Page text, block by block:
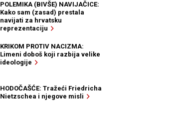
POLEMIKA (BIVŠE) NAVIJAČICE:
Kako sam (zasad) prestala
navijati za hrvatsku
reprezentaciju
KRIKOM PROTIV NACIZMA:
Limeni doboš koji razbija velike
ideologije
HODOČAŠĆE: Tražeći Friedricha
Nietzschea i njegove misli